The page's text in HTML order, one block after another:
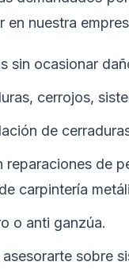
en nuestra
sin ocasionar
cerrojos,
de
reparaciones de
carpintería
o anti ganzúa.
sobre